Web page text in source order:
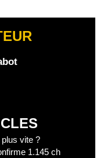
vite ?
1.145 ch